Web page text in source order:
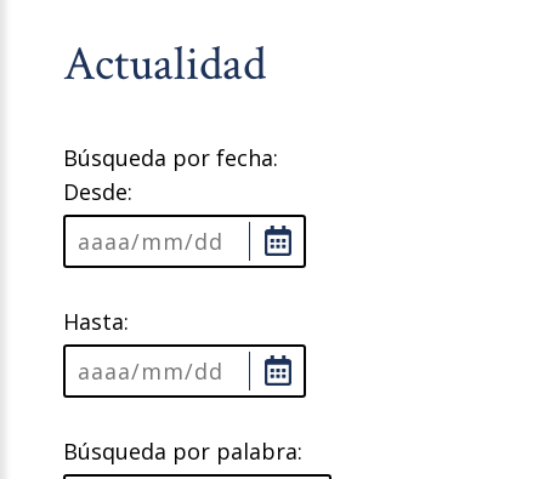
Actualidad
Búsqueda por fecha:
Desde:
Hasta:
Búsqueda por palabra: